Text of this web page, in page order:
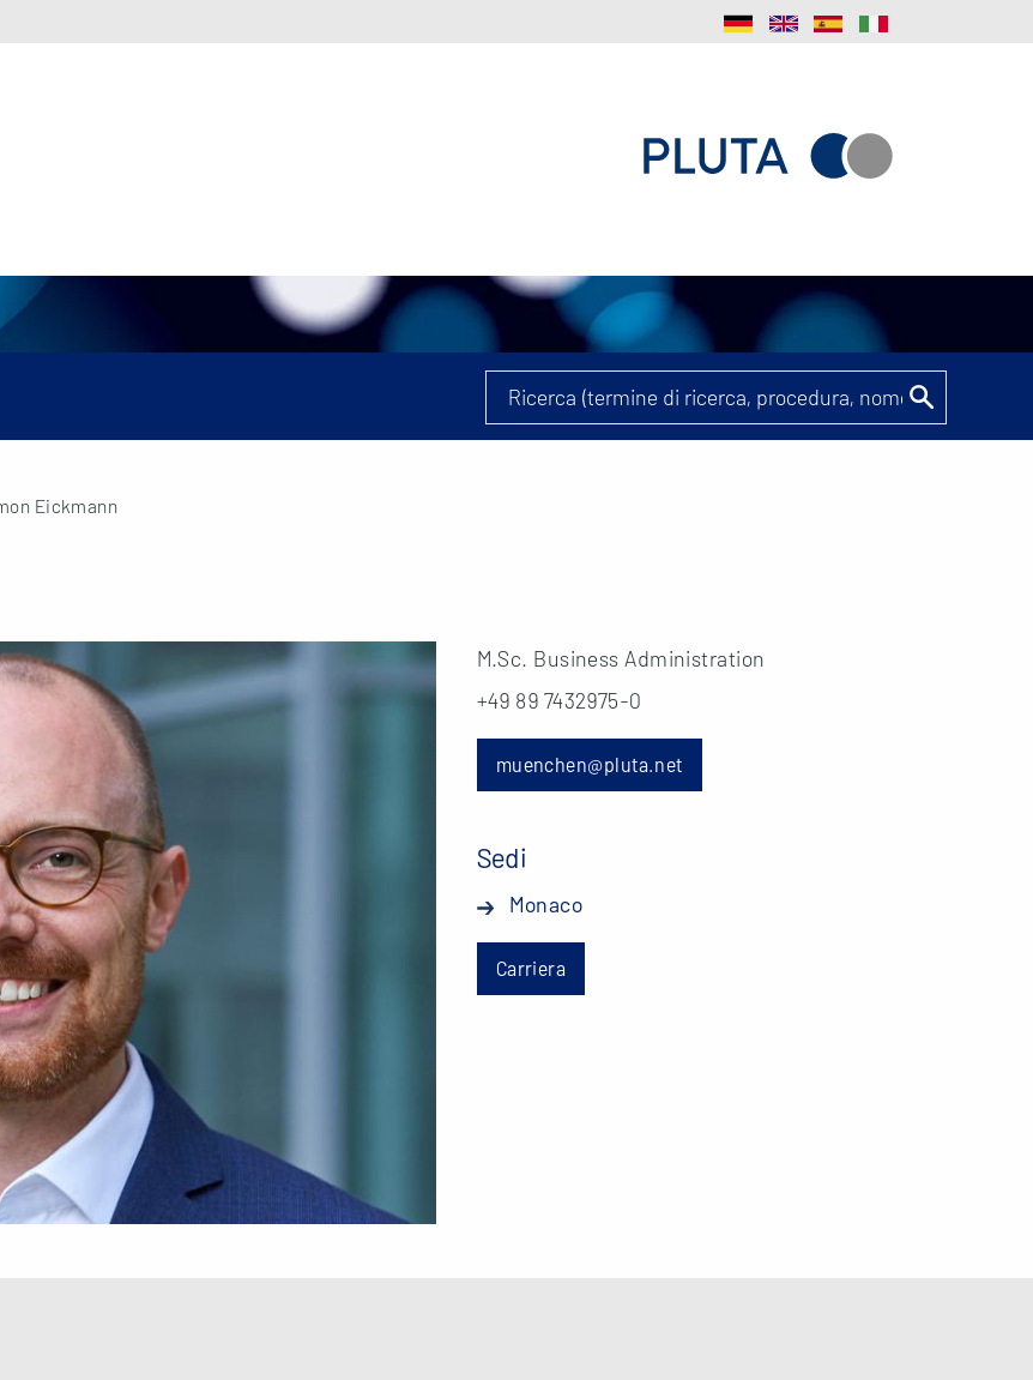
Eickmann
M.Sc. Business Administration
+49 89 7432975-0
muenchen@pluta.net
Sedi
Monaco
Carriera